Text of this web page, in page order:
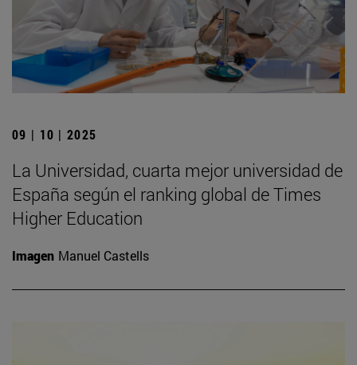
09 | 10 | 2025
La Universidad, cuarta mejor universidad de
España según el ranking global de Times
Higher Education
Imagen Manuel Castells